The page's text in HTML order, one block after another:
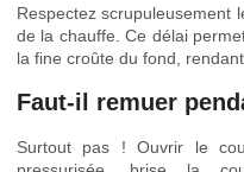
Respectez scrupuleusement
de la chauffe. Ce délai
la fine croûte du fond,
Faut-il remuer
Surtout pas ! Ouvrir le